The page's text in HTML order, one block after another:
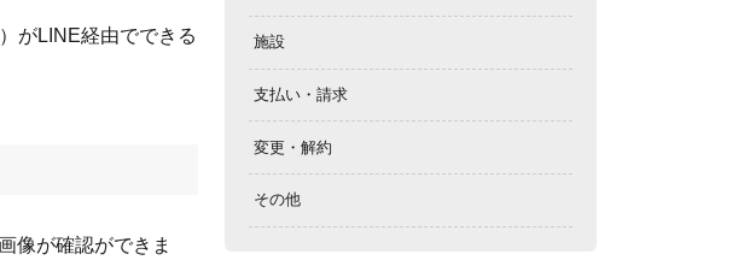
）がLINE経由でできる
像が確認ができま
施設
支払い・請求
変更・解約
その他